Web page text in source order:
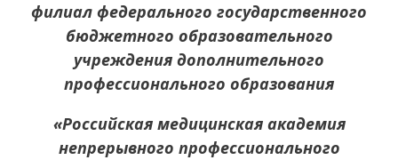
филиал федерального государственного
бюджетного образовательного
учреждения дополнительного
профессионального образования
«Российская медицинская академия
непрерывного профессионального